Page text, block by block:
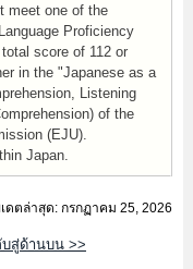
meet one of the
Proficiency
score of 112 or
in the "Japanese as a
Listening
of the
(EJU).
Japan.
ดตล่าสุด: กรกฏาคม 25, 2026
บสู่ด้านบน >>